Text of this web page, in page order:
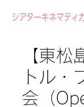
シアターキネマティ
【東
トル・
会（